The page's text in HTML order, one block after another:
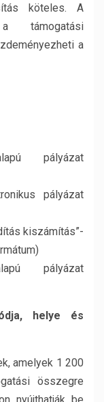
köteles. A
támogatási
a
pályázat
pályázat
kiszámítás”-
pályázat
helye és
amelyek 1 200
összegre